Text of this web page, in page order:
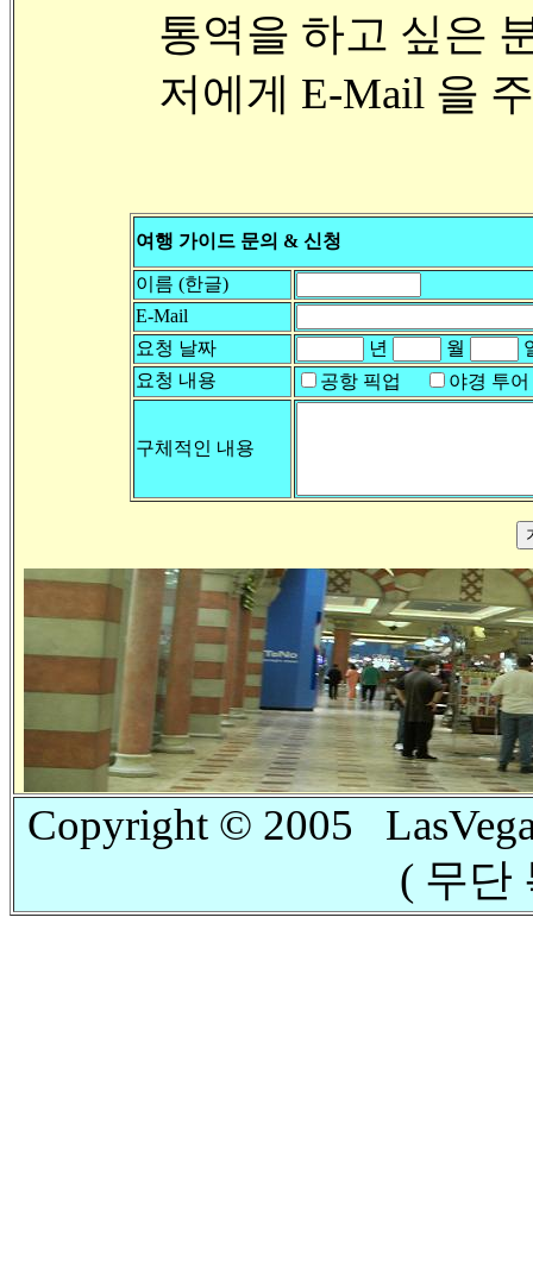
통역을 하고 싶은
저에게 E-Mail 을
여행 가이드 문의 & 신청
이름 (한글)
E-Mail
요청 날짜
년 월
요청 내용
공항 픽업 야경 투
구체적인 내용
Copyright © 2005
( 무단